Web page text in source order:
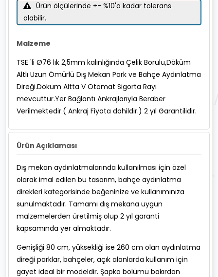
Ürün ölçülerinde +- %10'a kadar tolerans
olabilir.
Malzeme
TSE 'li Ø76 lık 2,5mm kalınlığında Çelik Borulu,Döküm
Altlı Uzun Ömürlü Dış Mekan Park ve Bahçe Aydınlatma
Direği.Döküm Altta V Otomat Sigorta Rayı
mevcuttur.Yer Bağlantı Ankrajlarıyla Beraber
Verilmektedir.( Ankraj Fiyata dahildir.) 2 yıl Garantilidir.
Ürün Açıklaması
Dış mekan aydınlatmalarında kullanılması için özel
olarak imal edilen bu tasarım, bahçe aydınlatma
direkleri kategorisinde beğeninize ve kullanımınıza
sunulmaktadır. Tamamı dış mekana uygun
malzemelerden üretilmiş olup 2 yıl garanti
kapsamında yer almaktadır.
Genişliği 80 cm, yüksekliği ise 260 cm olan aydınlatma
direği parklar, bahçeler, açık alanlarda kullanım için
gayet ideal bir modeldir. Şapka bölümü bakırdan